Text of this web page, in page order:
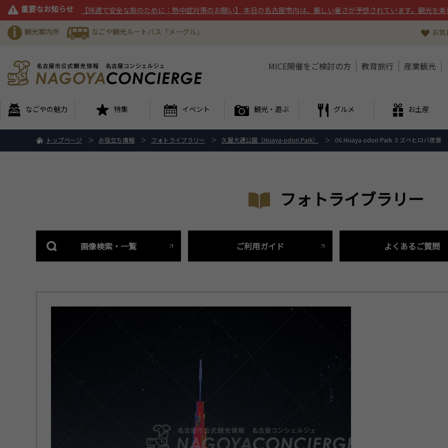
重要なお知らせ 【快適で安全な旅のために：熱中症対策のお願い】 本日の名古屋市内は、厳しい暑さが予想されています。観光を
観光案内所 なごや観光ルートバス「メーグル」 お
MICE開催をご検討の方 教育旅行 産業観光
なごやの魅力 特集 イベント 観光・遊ぶ グルメ お土産
トップページ お役立ち情報 フォトライブラリー 久屋大通公園（Hisaya-odori Park） 06.Hisaya odori Park ミズベヒロバ夜景
フォトライブラリー
画像検索・一覧 ご利用ガイド よくあるご質問